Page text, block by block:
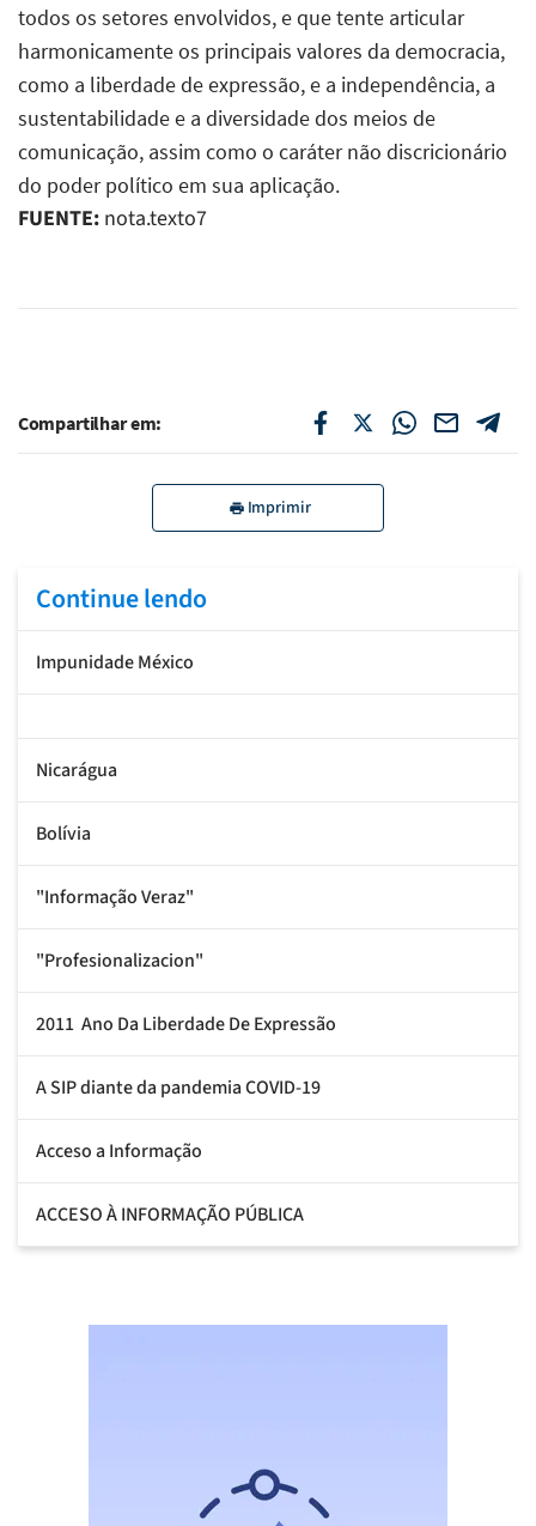
todos os setores envolvidos, e que tente articular
harmonicamente os principais valores da democracia,
como a liberdade de expressão, e a independência, a
sustentabilidade e a diversidade dos meios de
comunicação, assim como o caráter não discricionário
do poder político em sua aplicação.
FUENTE: nota.texto7
Compartilhar em:
Imprimir
Continue lendo
Impunidade México
Nicarágua
Bolívia
"Informação Veraz"
"Profesionalizacion"
2011  Ano Da Liberdade De Expressão
A SIP diante da pandemia COVID-19
Acceso a Informação
ACCESO À INFORMAÇÃO PÚBLICA